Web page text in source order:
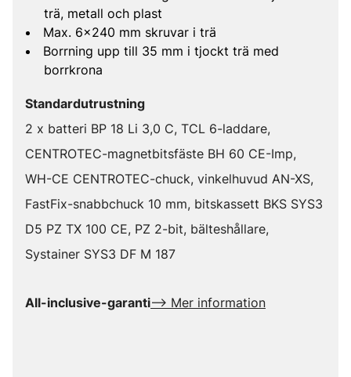
trä, metall och plast
Max. 6x240 mm skruvar i trä
Borrning upp till 35 mm i tjockt trä med
borrkrona
Standardutrustning
2 x batteri BP 18 Li 3,0 C, TCL 6-laddare,
CENTROTEC-magnetbitsfäste BH 60 CE-Imp,
WH-CE CENTROTEC-chuck, vinkelhuvud AN-XS,
FastFix-snabbchuck 10 mm, bitskassett BKS SYS3
D5 PZ TX 100 CE, PZ 2-bit, bälteshållare,
Systainer SYS3 DF M 187
All-inclusive-garanti--> Mer information